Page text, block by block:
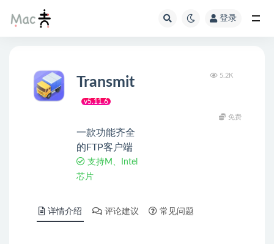
登录
Transmit
v5.11.6
一款功能齐全
的FTP客户端
支持M、Intel
芯片
5.2K
免费
详情介绍 评论建议 常见问题